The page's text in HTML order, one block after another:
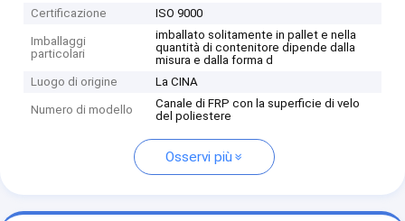
Certificazione ISO 9000
Imballaggi
particolari
imballato solitamente in pallet e nella
quantità di contenitore dipende dalla
misura e dalla forma d
Luogo di origine
La CINA
Numero di modello
Canale di FRP con la superficie di velo
del poliestere
Osservi più